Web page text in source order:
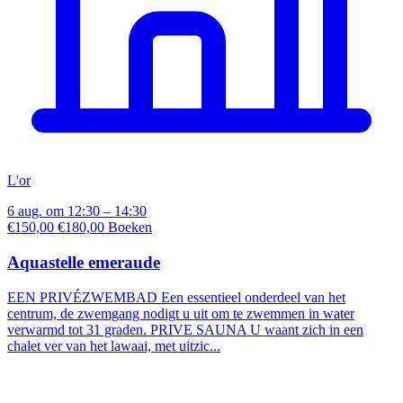
L'or
6 aug. om 12:30 – 14:30
€150,00 €180,00 Boeken
Aquastelle emeraude
EEN PRIVÉZWEMBAD Een essentieel onderdeel van het
centrum, de zwemgang nodigt u uit om te zwemmen in water
verwarmd tot 31 graden. PRIVE SAUNA U waant zich in een
chalet ver van het lawaai, met uitzic...